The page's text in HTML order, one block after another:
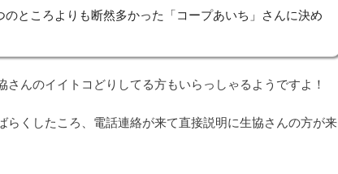
ところよりも断然多かった「コープあいち」さんに決め
んのイイトコどりしてる方もいらっしゃるようですよ！
らくしたころ、電話連絡が来て直接説明に生協さんの方が来